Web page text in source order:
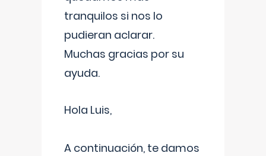
tranquilos si nos lo
pudieran aclarar.
Muchas gracias por su
ayuda.
Hola Luis,
A continuación, te damos